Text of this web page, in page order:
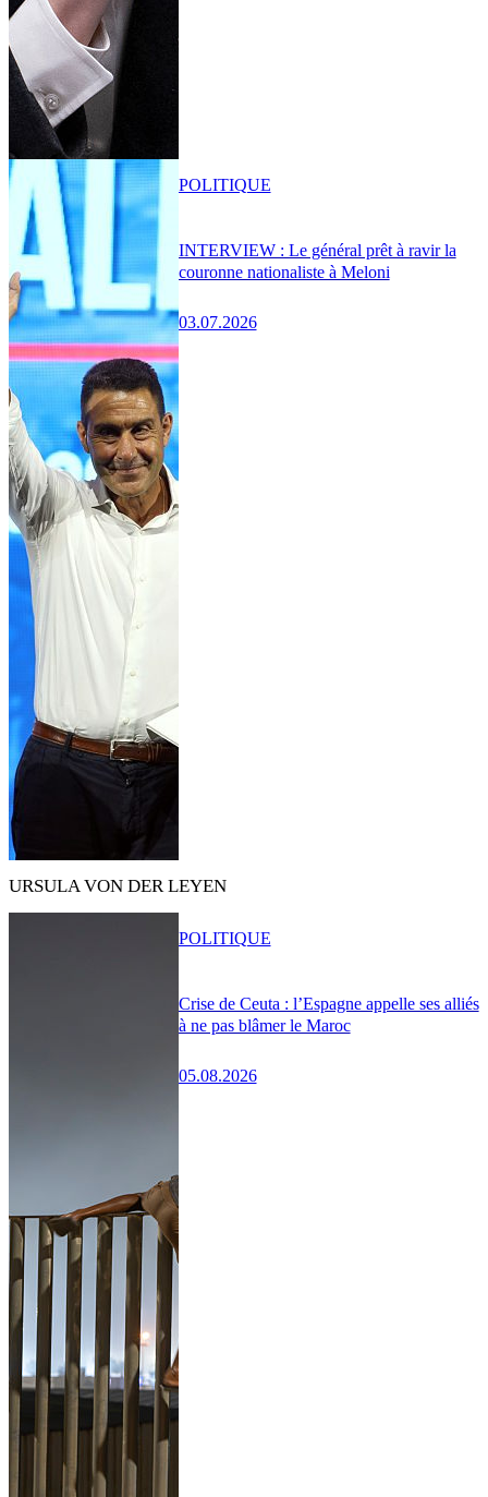
INTERVIEW : Le général prêt à ravir la
couronne nationaliste à Meloni
03.07.2026
POLITIQUE
URSULA VON DER LEYEN
Crise de Ceuta : l’Espagne appelle ses alliés
à ne pas blâmer le Maroc
05.08.2026
POLITIQUE